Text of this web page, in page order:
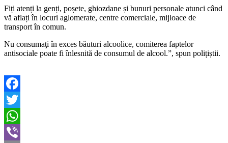
Fiți atenți la genți, poșete, ghiozdane și bunuri personale atunci când
vă aflați în locuri aglomerate, centre comerciale, mijloace de
transport în comun.
Nu consumaţi în exces băuturi alcoolice, comiterea faptelor
antisociale poate fi înlesnită de consumul de alcool.”, spun polițiștii.
Facebook
Twitter
WhatsApp